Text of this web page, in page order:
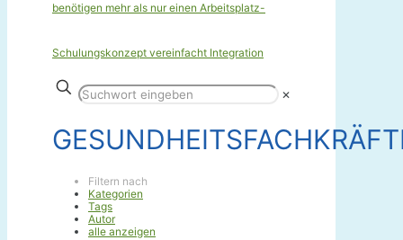
✕
Filtern nach
Kategorien
Tags
Autor
alle anzeigen